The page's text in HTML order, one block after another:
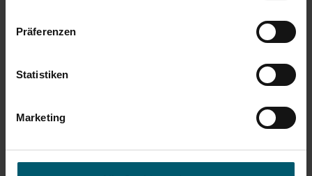
Präferenzen
Statistiken
Marketing